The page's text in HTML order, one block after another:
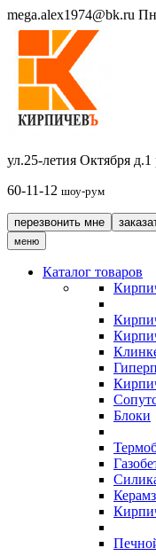
mega.alex1974@bk.ru
ул.25-летия Октября
60-11-12 шоу-рум
перезвонить мне
меню
Каталог товаров
Блоки